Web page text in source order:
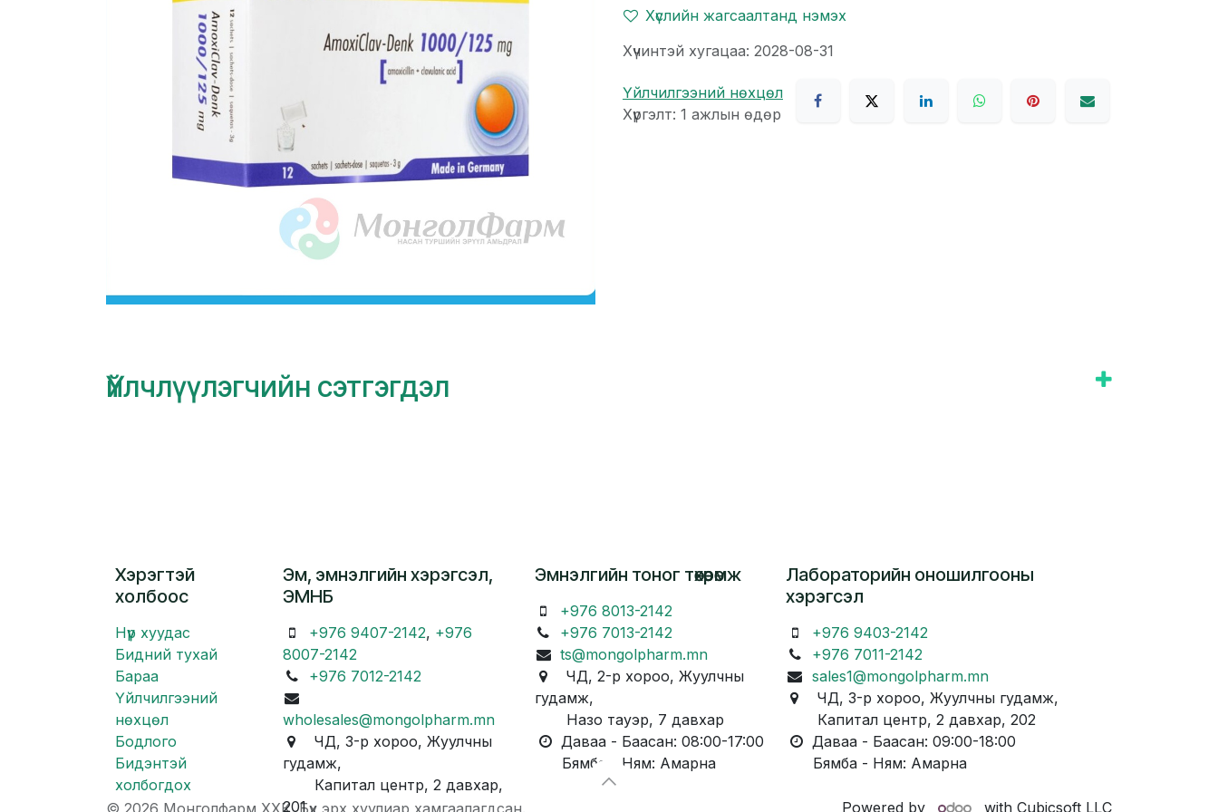
Хүслийн жагсаалтанд нэмэх
Хүчинтэй хугацаа: 2028-08-31
Үйлчилгээний нөхцөл
Хүргэлт: 1 ажлын өдөр
Үйлчлүүлэгчийн сэтгэгдэл
Хэрэгтэй
холбоос
Нүүр хуудас
Бидний тухай
Бараа
Үйлчилгээний
нөхцөл
Бодлого
Бидэнтэй
холбогдох
Эм, эмнэлгийн хэрэгсэл,
ЭМНБ
+976 9407-2142, +976
8007-2142
+976 7012-2142
wholesales@mongolpharm.mn
ЧД, 3-р хороо, Жуулчны
гудамж,
Капитал центр, 2 давхар,
201
Лабораторийн оношилгооны
хэрэгсэл
+976 9403-2142
+976 7011-2142
sales1@mongolpharm.mn
ЧД, 3-р хороо, Жуулчны гудамж,
Капитал центр, 2 давхар, 202
Даваа - Баасан: 09:00-18:00
Бямба - Ням: Амарна
Эмнэлгийн тоног төхөөрөмж
+976 8013-2142
+976 7013-2142
ts@mongolpharm.mn
ЧД, 2-р хороо, Жуулчны
гудамж,
Назо тауэр, 7 давхар
Даваа - Баасан: 08:00-17:00
Бямба - Ням: Амарна
© 2026 Монголфарм ХХК. Бүх эрх хуулиар хамгаалагдсан. Powered by with Cubicsoft LLC